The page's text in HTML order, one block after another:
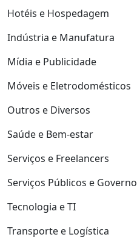
Hotéis e Hospedagem
Indústria e Manufatura
Mídia e Publicidade
Móveis e Eletrodomésticos
Outros e Diversos
Saúde e Bem-estar
Serviços e Freelancers
Serviços Públicos e Governo
Tecnologia e TI
Transporte e Logística